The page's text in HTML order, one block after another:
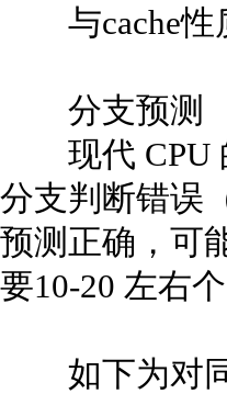
与cache性
分支预测
现代 CPU
分支判断错误
预测正确，可
要10-20 左右
如下为对同